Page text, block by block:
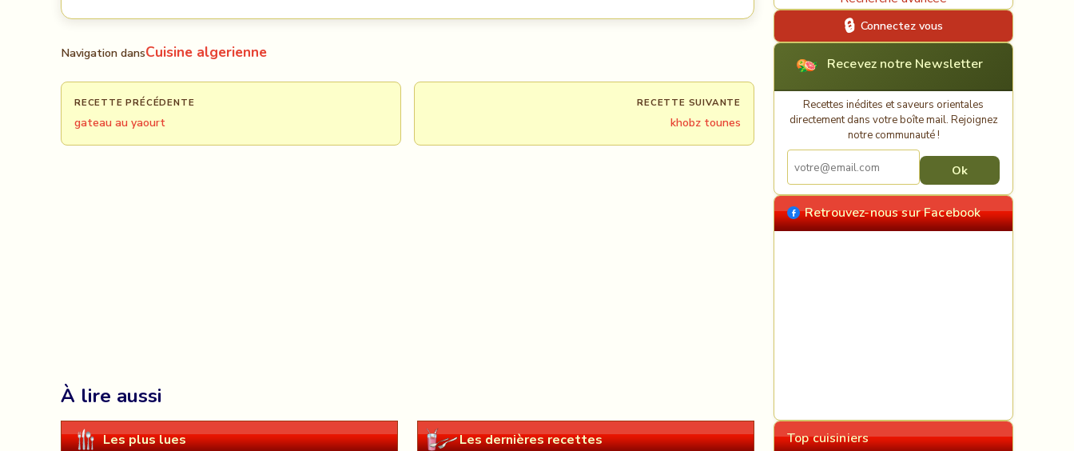
Navigation dansCuisine algerienne
RECETTE PRÉCÉDENTE
gateau au yaourt
RECETTE SUIVANTE
khobz tounes
À lire aussi
Les plus lues Les dernières recettes
Connectez vous
Recevez notre Newsletter
Recettes inédites et saveurs orientales
directement dans votre boîte mail. Rejoignez
notre communauté !
Retrouvez-nous sur Facebook
Top cuisiniers